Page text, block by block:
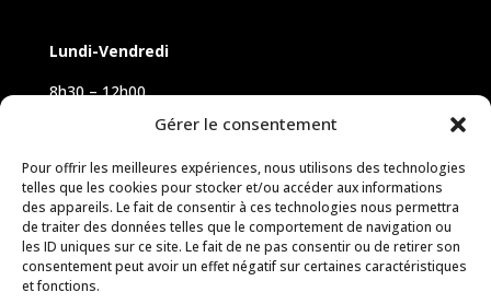
Gérer le consentement
Pour offrir les meilleures expériences, nous utilisons des technologies
telles que les cookies pour stocker et/ou accéder aux informations
des appareils. Le fait de consentir à ces technologies nous permettra
de traiter des données telles que le comportement de navigation ou
les ID uniques sur ce site. Le fait de ne pas consentir ou de retirer son
consentement peut avoir un effet négatif sur certaines caractéristiques
et fonctions.
Lundi-Vendredi
8h30 – 12h00
Samedi sur rendez-vous